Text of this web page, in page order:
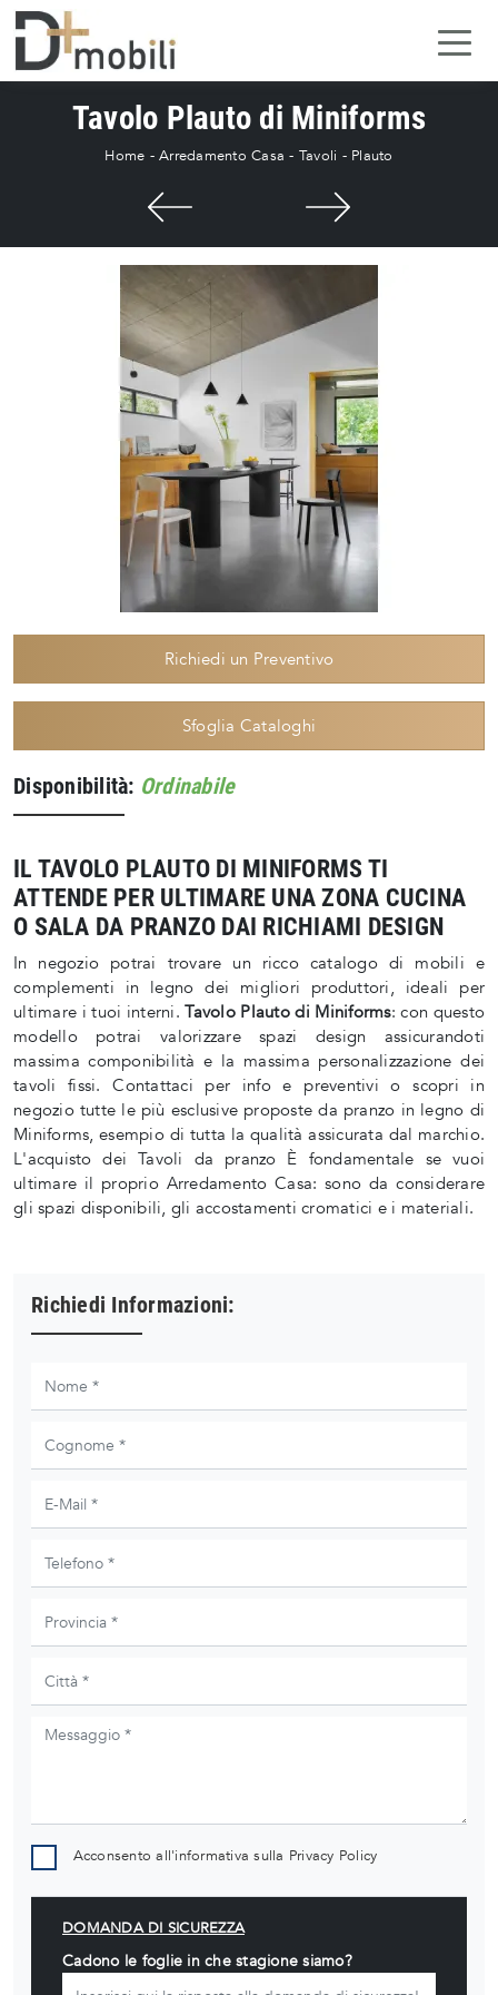
Tavolo Plauto di Miniforms
Home -Arredamento Casa - Tavoli - Plauto
Richiedi un Preventivo
Sfoglia Cataloghi
Disponibilità: Ordinabile
IL TAVOLO PLAUTO DI MINIFORMS TI
ATTENDE PER ULTIMARE UNA ZONA CUCINA
O SALA DA PRANZO DAI RICHIAMI DESIGN
In negozio potrai trovare un ricco catalogo di mobili e
complementi in legno dei migliori produttori, ideali per
ultimare i tuoi interni.Tavolo Plauto di Miniforms: con questo
modello potrai valorizzare spazi design assicurandoti
massima componibilità e la massima personalizzazione dei
tavoli fissi. Contattaci per info e preventivi o scopri in
negozio tutte le più esclusive proposte da pranzo in legno di
Miniforms, esempio di tutta la qualità assicurata dal marchio.
L'acquisto dei Tavoli da pranzo È fondamentale se vuoi
ultimare il proprio Arredamento Casa: sono da considerare
gli spazi disponibili, gli accostamenti cromatici e i materiali.
Richiedi Informazioni:
Acconsento all'informativa sulla Privacy Policy
DOMANDA DI SICUREZZA
Cadono le foglie in che stagione siamo?